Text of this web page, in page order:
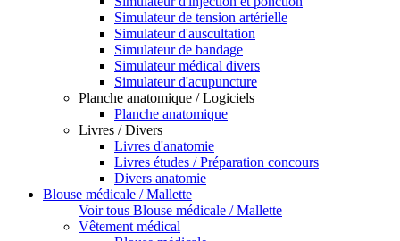
Simulateur de tension artérielle
Simulateur d'auscultation
Simulateur de bandage
Simulateur médical divers
Simulateur d'acupuncture
Planche anatomique / Logiciels
Planche anatomique
Livres / Divers
Livres d'anatomie
Livres études / Préparation concours
Divers anatomie
Blouse médicale / Mallette
Voir tous Blouse médicale / Mallette
Vêtement médical